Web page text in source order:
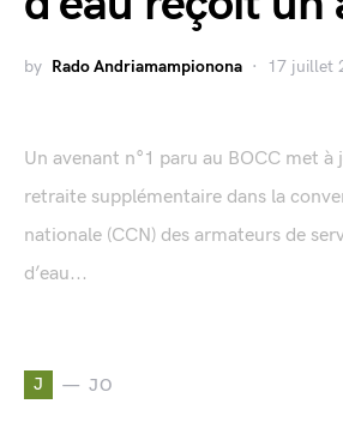
by Rado Andriamampionona 17 juillet
Un avenant n°1 paru au BOCC met
retraite supplémentaire dans la
nationale (CCN) des armateurs de
d’eau...
J JO